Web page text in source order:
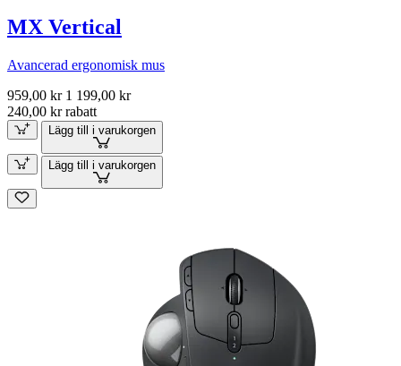
MX Vertical
Avancerad ergonomisk mus
959,00 kr 1 199,00 kr
240,00 kr rabatt
Lägg till i varukorgen
Lägg till i varukorgen